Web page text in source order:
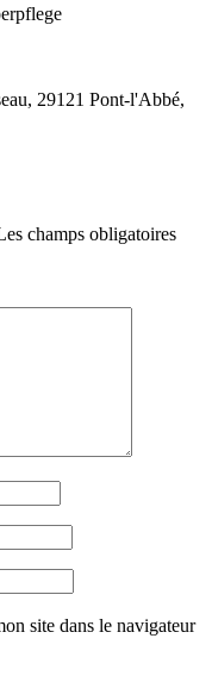
29121 Pont-l'Abbé,
champs obligatoires
site dans le navigateur